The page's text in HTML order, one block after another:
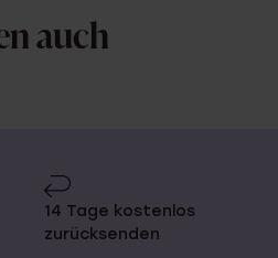
auch
14 Tage kostenlos
zurücksenden